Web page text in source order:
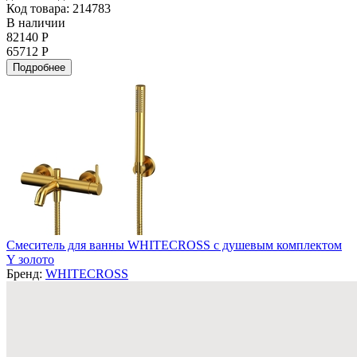
Код товара: 214783
В наличии
82140 Р
65712 Р
Подробнее
Смеситель для ванны WHITECROSS с душевым комплектом
Y золото
Бренд: WHITECROSS